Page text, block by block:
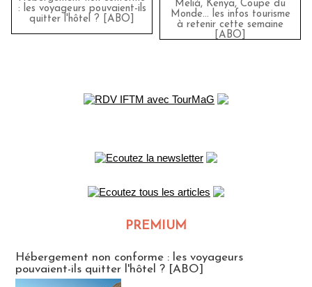
: les voyageurs pouvaient-ils
quitter l'hôtel ? [ABO]
Meliá, Kenya, Coupe du
Monde… les infos tourisme
à retenir cette semaine
[ABO]
PREMIUM
Hébergement non conforme : les voyageurs
pouvaient-ils quitter l'hôtel ? [ABO]